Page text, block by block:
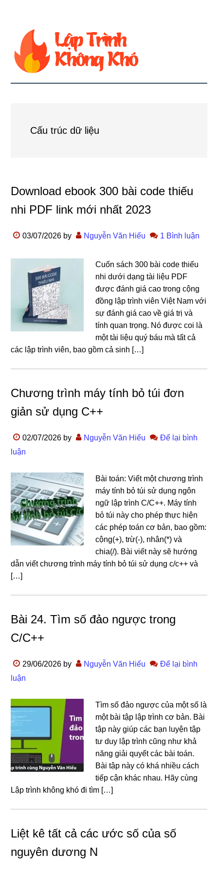
Cấu trúc dữ liệu
Download ebook 300 bài code thiếu
nhi PDF link mới nhất 2023
03/07/2026 by Nguyễn Văn Hiếu 1 Bình luận
Cuốn sách 300 bài code thiếu
nhi dưới dạng tài liệu PDF
được đánh giá cao trong cộng
đồng lập trình viên Việt Nam với
sự đánh giá cao về giá trị và
tính quan trọng. Nó được coi là
một tài liệu quý báu mà tất cả
các lập trình viên, bao gồm cả sinh […]
Chương trình máy tính bỏ túi đơn
giản sử dụng C++
02/07/2026 by Nguyễn Văn Hiếu
Để lại bình
luận
Bài toán: Viết một chương trình
máy tính bỏ túi sử dụng ngôn
ngữ lập trình C/C++. Máy tính
bỏ túi này cho phép thực hiện
các phép toán cơ bản, bao gồm:
cộng(+), trừ(-), nhân(*) và
chia(/). Bài viết này sẽ hướng
dẫn viết chương trình máy tính bỏ túi sử dụng c/c++ và
[…]
Bài 24. Tìm số đảo ngược trong
C/C++
29/06/2026 by Nguyễn Văn Hiếu
Để lại bình
luận
Tìm số đảo ngược của một số là
một bài tập lập trình cơ bản. Bài
tập này giúp các bạn luyện tập
tư duy lập trình cũng như khả
năng giải quyết các bài toán.
Bài tập này có khá nhiều cách
tiếp cận khác nhau. Hãy cùng
Lập trình không khó đi tìm […]
Liệt kê tất cả các ước số của số
nguyên dương N